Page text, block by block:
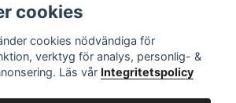
cookies
cookies nödvändiga för
verktyg för analys, personlig- &
Läs vår Integritetspolicy